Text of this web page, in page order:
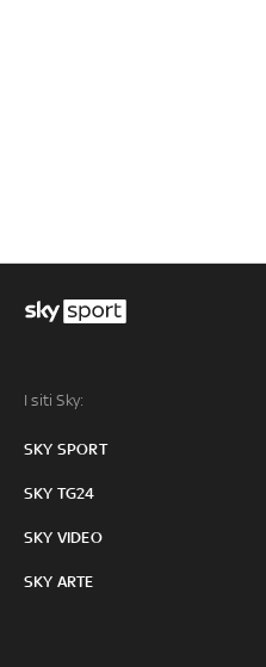
I siti Sky:
SKY SPORT
SKY TG24
SKY VIDEO
SKY ARTE